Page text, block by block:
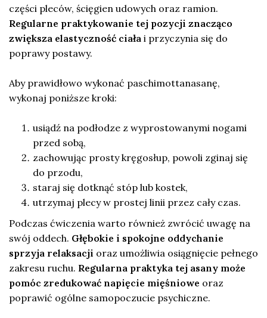
części pleców, ścięgien udowych oraz ramion.
Regularne praktykowanie tej pozycji znacząco
zwiększa elastyczność ciała i przyczynia się do
poprawy postawy.
Aby prawidłowo wykonać paschimottanasanę,
wykonaj poniższe kroki:
usiądź na podłodze z wyprostowanymi nogami
przed sobą,
zachowując prosty kręgosłup, powoli zginaj się
do przodu,
staraj się dotknąć stóp lub kostek,
utrzymaj plecy w prostej linii przez cały czas.
Podczas ćwiczenia warto również zwrócić uwagę na
swój oddech. Głębokie i spokojne oddychanie
sprzyja relaksacji oraz umożliwia osiągnięcie pełnego
zakresu ruchu. Regularna praktyka tej asany może
pomóc zredukować napięcie mięśniowe oraz
poprawić ogólne samopoczucie psychiczne.